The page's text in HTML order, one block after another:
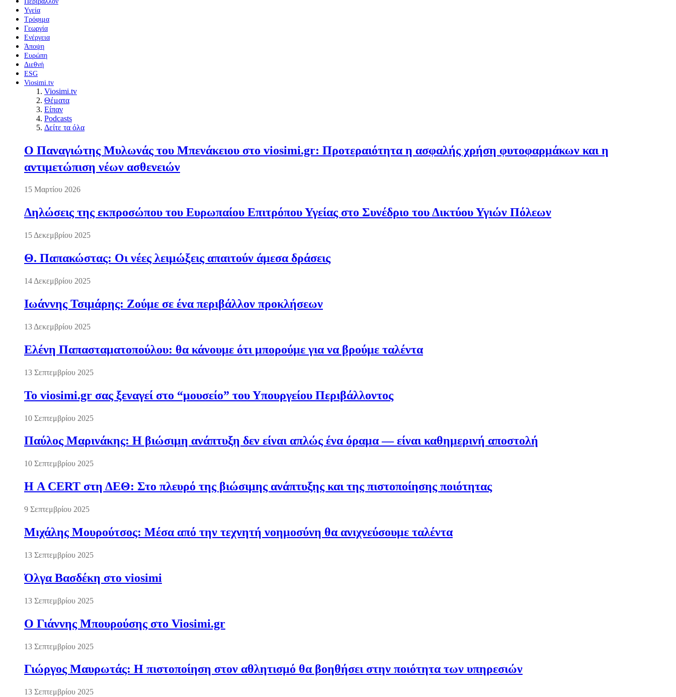
Υγεία
Τρόφιμα
Γεωργία
Ενέργεια
Άποψη
Ευρώπη
Διεθνή
ESG
Viosimi.tv
Viosimi.tv
Θέματα
Είπαν
Podcasts
Δείτε τα όλα
Ο Παναγιώτης Μυλωνάς του Μπενάκειου στο viosimi.gr: Προτεραιότητα η ασφαλής χρήση φυτοφαρμάκων και η
αντιμετώπιση νέων ασθενειών
15 Μαρτίου 2026
Δηλώσεις της εκπροσώπου του Ευρωπαίου Επιτρόπου Υγείας στο Συνέδριο του Δικτύου Υγιών Πόλεων
15 Δεκεμβρίου 2025
Θ. Παπακώστας: Οι νέες λειμώξεις απαιτούν άμεσα δράσεις
14 Δεκεμβρίου 2025
Ιωάννης Τσιμάρης: Ζούμε σε ένα περιβάλλον προκλήσεων
13 Δεκεμβρίου 2025
Ελένη Παπασταματοπούλου: θα κάνουμε ότι μπορούμε για να βρούμε ταλέντα
13 Σεπτεμβρίου 2025
Το viosimi.gr σας ξεναγεί στο “μουσείο” του Υπουργείου Περιβάλλοντος
10 Σεπτεμβρίου 2025
Παύλος Μαρινάκης: Η βιώσιμη ανάπτυξη δεν είναι απλώς ένα όραμα — είναι καθημερινή αποστολή
10 Σεπτεμβρίου 2025
Η A CERT στη ΔΕΘ: Στο πλευρό της βιώσιμης ανάπτυξης και της πιστοποίησης ποιότητας
9 Σεπτεμβρίου 2025
Μιχάλης Μουρούτσος: Μέσα από την τεχνητή νοημοσύνη θα ανιχνεύσουμε ταλέντα
13 Σεπτεμβρίου 2025
Όλγα Βασδέκη στο viosimi
13 Σεπτεμβρίου 2025
Ο Γιάννης Μπουρούσης στο Viosimi.gr
13 Σεπτεμβρίου 2025
Γιώργος Μαυρωτάς: Η πιστοποίηση στον αθλητισμό θα βοηθήσει στην ποιότητα των υπηρεσιών
13 Σεπτεμβρίου 2025